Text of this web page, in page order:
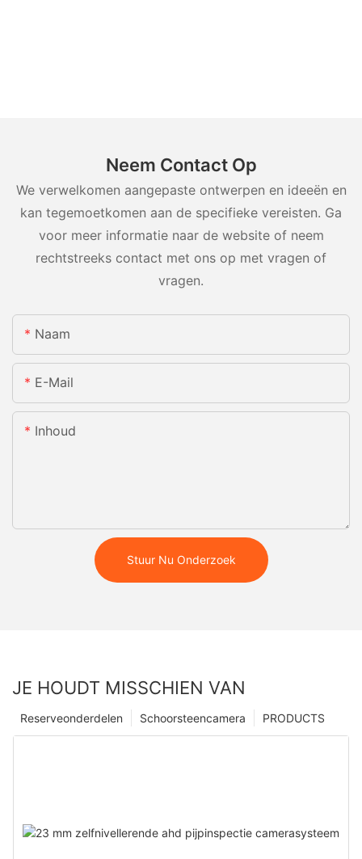
Neem Contact Op
We verwelkomen aangepaste ontwerpen en ideeën en
kan tegemoetkomen aan de specifieke vereisten. Ga
voor meer informatie naar de website of neem
rechtstreeks contact met ons op met vragen of
vragen.
Naam
E-Mail
Inhoud
Stuur Nu Onderzoek
JE HOUDT MISSCHIEN VAN
PRODUCTS
Schoorsteencamera
Reserveonderdelen